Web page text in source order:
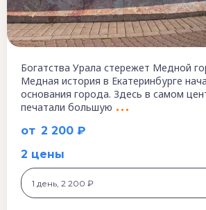
от 2 200 ₽
Богатства Урала стережет Медной
Медная история в Екатеринбурге
основания города. Здесь в самом
печатали большую
2 цены
1 день, 2 200 ₽